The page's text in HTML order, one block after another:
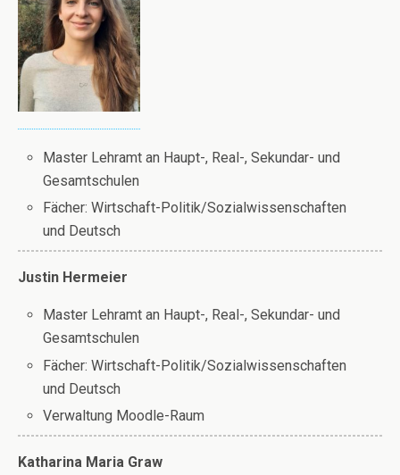
Master Lehramt an Haupt-, Real-, Sekundar- und
Gesamtschulen
Fächer: Wirtschaft-Politik/Sozialwissenschaften
und Deutsch
Justin Hermeier
Master Lehramt an Haupt-, Real-, Sekundar- und
Gesamtschulen
Fächer: Wirtschaft-Politik/Sozialwissenschaften
und Deutsch
Verwaltung Moodle-Raum
Katharina Maria Graw